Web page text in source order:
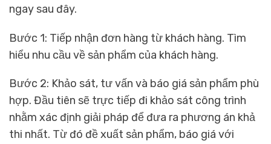
ngay sau đây.
Bước 1: Tiếp nhận đơn hàng từ khách hàng. Tìm
hiểu nhu cầu về sản phẩm của khách hàng.
Bước 2: Khảo sát, tư vấn và báo giá sản phẩm phù
hợp. Đầu tiên sẽ trực tiếp đi khảo sát công trình
nhằm xác định giải pháp để đưa ra phương án khả
thi nhất. Từ đó đề xuất sản phẩm, báo giá với